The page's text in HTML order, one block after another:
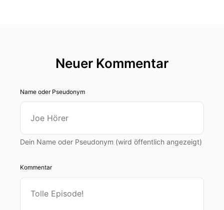
Neuer Kommentar
Name oder Pseudonym
Dein Name oder Pseudonym (wird öffentlich angezeigt)
Kommentar